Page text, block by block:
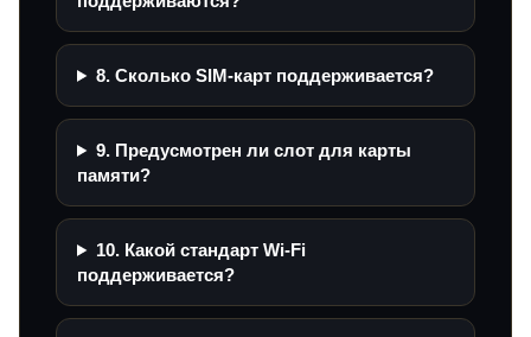
8. Сколько SIM-карт поддерживается?
9. Предусмотрен ли слот для карты
памяти?
10. Какой стандарт Wi‑Fi
поддерживается?